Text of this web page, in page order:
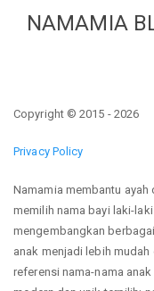
NAMAMIA
Copyright © 2015 - 2026
Privacy Policy
Namamia membantu ayah
memilih nama bayi laki-
mengembangkan
anak menjadi lebih
referensi nama-nama